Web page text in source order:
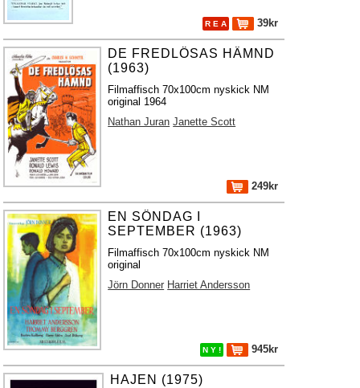
R E A 39kr
DE FREDLÖSAS HÄMND
(1963)
Filmaffisch 70x100cm nyskick NM
original 1964
Nathan Juran Janette Scott
249kr
EN SÖNDAG I
SEPTEMBER (1963)
Filmaffisch 70x100cm nyskick NM
original
Jörn Donner Harriet Andersson
N Y ! 945kr
HAJEN (1975)